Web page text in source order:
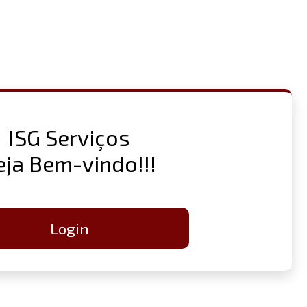
ISG Serviços
Bem-vindo!!!
Login